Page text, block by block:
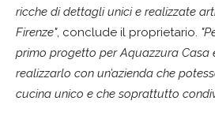
ricche di dettagli unici e realizzate
Firenze", conclude il proprietario.
primo progetto per Aquazzura Casa
realizzarlo con un’azienda che
cucina unico e che soprattutto